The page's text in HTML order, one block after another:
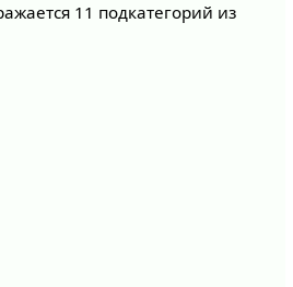
11 подкатегорий из